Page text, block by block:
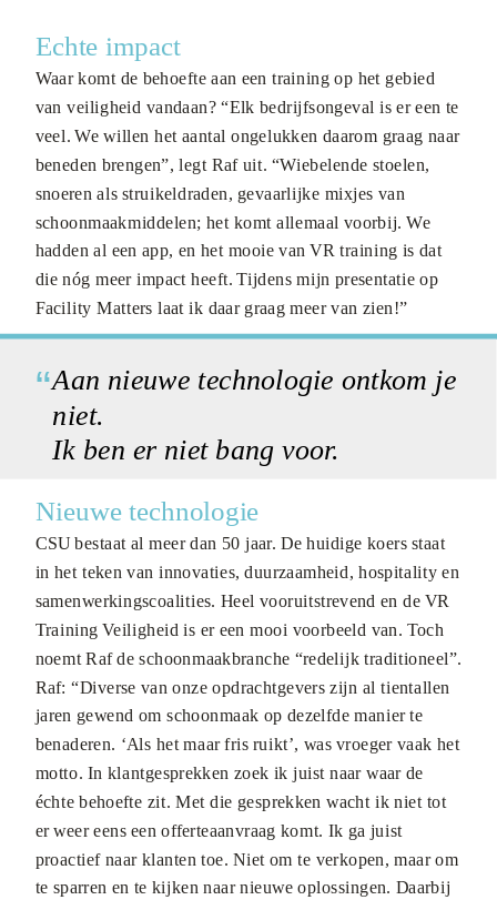
Echte impact
Waar komt de behoefte aan een training op het gebied
van veiligheid vandaan? “Elk bedrijfsongeval is er een te
veel. We willen het aantal ongelukken daarom graag naar
beneden brengen”, legt Raf uit. “Wiebelende stoelen,
snoeren als struikeldraden, gevaarlijke mixjes van
schoonmaakmiddelen; het komt allemaal voorbij. We
hadden al een app, en het mooie van VR training is dat
die nóg meer impact heeft. Tijdens mijn presentatie op
Facility Matters laat ik daar graag meer van zien!”
Aan nieuwe technologie ontkom je
niet.
Ik ben er niet bang voor.
Nieuwe technologie
CSU bestaat al meer dan 50 jaar. De huidige koers staat
in het teken van innovaties, duurzaamheid, hospitality en
samenwerkingscoalities. Heel vooruitstrevend en de VR
Training Veiligheid is er een mooi voorbeeld van. Toch
noemt Raf de schoonmaakbranche “redelijk traditioneel”.
Raf: “Diverse van onze opdrachtgevers zijn al tientallen
jaren gewend om schoonmaak op dezelfde manier te
benaderen. ‘Als het maar fris ruikt’, was vroeger vaak het
motto. In klantgesprekken zoek ik juist naar waar de
échte behoefte zit. Met die gesprekken wacht ik niet tot
er weer eens een offerteaanvraag komt. Ik ga juist
proactief naar klanten toe. Niet om te verkopen, maar om
te sparren en te kijken naar nieuwe oplossingen. Daarbij